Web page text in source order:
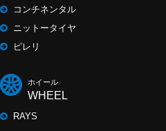
コンチネンタル
ニットータイヤ
ピレリ
ホイール
WHEEL
RAYS